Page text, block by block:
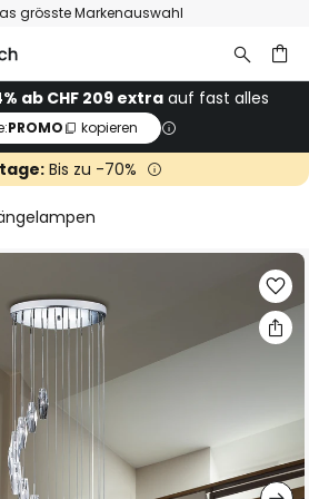
grösste Markenauswahl
ab CHF 209 extra auf fast alles
PROMO kopieren
Bis zu -70%